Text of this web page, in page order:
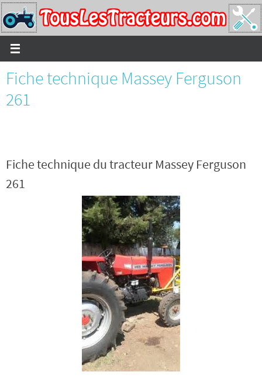
Passer
vers
le
contenu
Fiche technique Massey Ferguson
261
Fiche technique du tracteur Massey Ferguson
261